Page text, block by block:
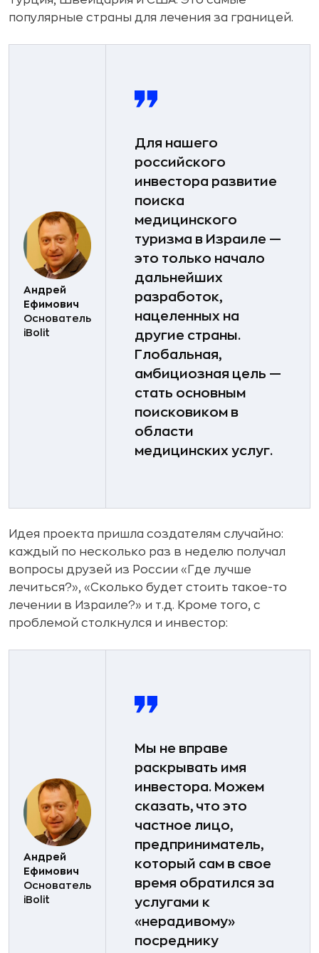
популярные страны для лечения за границей.
Андрей
Ефимович
Основатель
iBolit
Для нашего
российского
инвестора развитие
поиска
медицинского
туризма в Израиле —
это только начало
дальнейших
разработок,
нацеленных на
другие страны.
Глобальная,
амбициозная цель —
стать основным
поисковиком в
области
медицинских услуг.
Идея проекта пришла создателям случайно:
каждый по несколько раз в неделю получал
вопросы друзей из России «Где лучше
лечиться?», «Сколько будет стоить такое-то
лечении в Израиле?» и т.д. Кроме того, с
проблемой столкнулся и инвестор:
Андрей
Ефимович
Основатель
iBolit
Мы не вправе
раскрывать имя
инвестора. Можем
сказать, что это
частное лицо,
предприниматель,
который сам в свое
время обратился за
услугами к
«нерадивому»
посреднику